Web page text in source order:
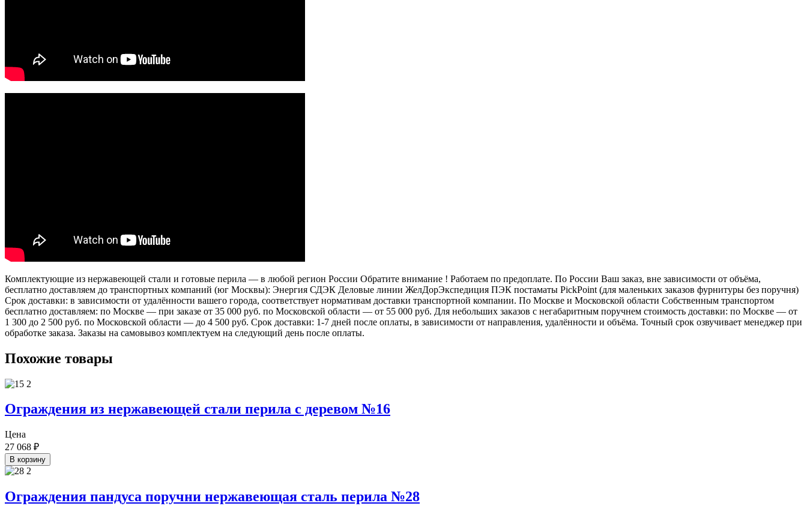
Комплектующие из нержавеющей стали и готовые перила — в любой регион России Обратите внимание ! Работаем по предоплате. По России Ваш заказ, вне зависимости от объёма,
бесплатно доставляем до транспортных компаний (юг Москвы): Энергия СДЭК Деловые линии ЖелДорЭкспедиция ПЭК постаматы PickPoint (для маленьких заказов фурнитуры без поручня)
Срок доставки: в зависимости от удалённости вашего города, соответствует нормативам доставки транспортной компании. По Москве и Московской области Собственным транспортом
бесплатно доставляем: по Москве — при заказе от 35 000 руб. по Московской области — от 55 000 руб. Для небольших заказов с негабаритным поручнем стоимость доставки: по Москве — от
1 300 до 2 500 руб. по Московской области — до 4 500 руб. Срок доставки: 1-7 дней после оплаты, в зависимости от направления, удалённости и объёма. Точный срок озвучивает менеджер при
обработке заказа. Заказы на самовывоз комплектуем на следующий день после оплаты.
Похожие товары
Ограждения из нержавеющей стали перила с деревом №16
Цена
27 068 ₽
В корзину
Ограждения пандуса поручни нержавеющая сталь перила №28